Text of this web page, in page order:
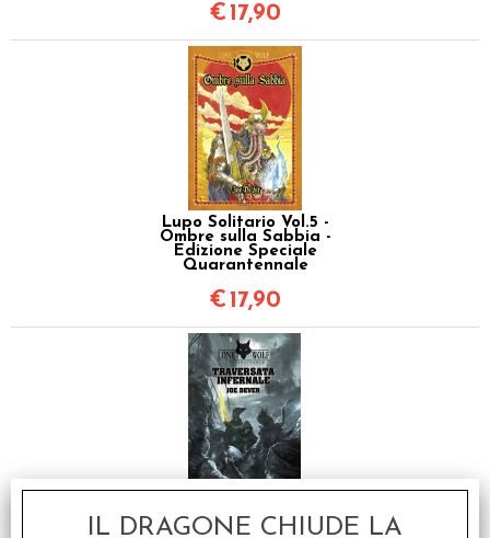
€ 17,90
Lupo Solitario Vol.5 -
Ombre sulla Sabbia -
Edizione Speciale
Quarantennale
€ 17,90
Traversata Infernale
IL DRAGONE CHIUDE LA